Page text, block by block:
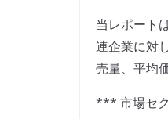
当レポート
連企業に対
売量、平均
*** 市場セ